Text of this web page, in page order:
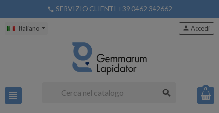
phone SERVIZIO CLIENTI +39 0462 342662
Italiano
view_headline search
person Accedi
0